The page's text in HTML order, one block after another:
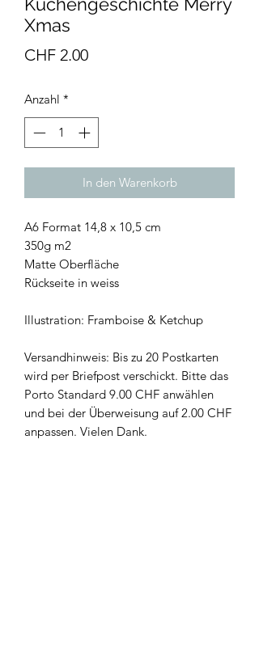
Xmas
CHF 2.00Preis
Anzahl *
In den Warenkorb
A6 Format 14,8 x 10,5 cm
350g m2
Matte Oberfläche
Rückseite in weiss
Illustration: Framboise & Ketchup
Versandhinweis: Bis zu 20 Postkarten
wird per Briefpost verschickt. Bitte das
Porto Standard 9.00 CHF anwählen
und bei der Überweisung auf 2.00 CHF
anpassen. Vielen Dank.